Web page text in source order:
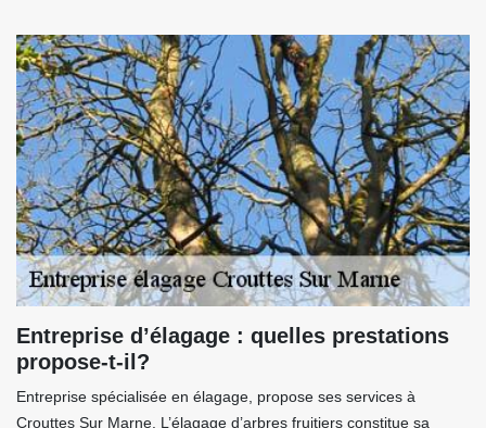
Entreprise d’élagage : quelles prestations
propose-t-il?
Entreprise spécialisée en élagage, propose ses services à
Crouttes Sur Marne. L’élagage d’arbres fruitiers constitue sa